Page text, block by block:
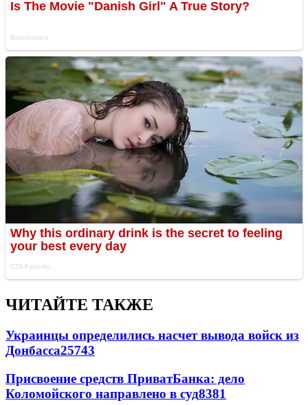
ЧИТАЙТЕ ТАКЖЕ
Украинцы определились насчет вывода войск из
Донбасса25743
Присвоение средств ПриватБанка: дело
Коломойского направлено в суд8381